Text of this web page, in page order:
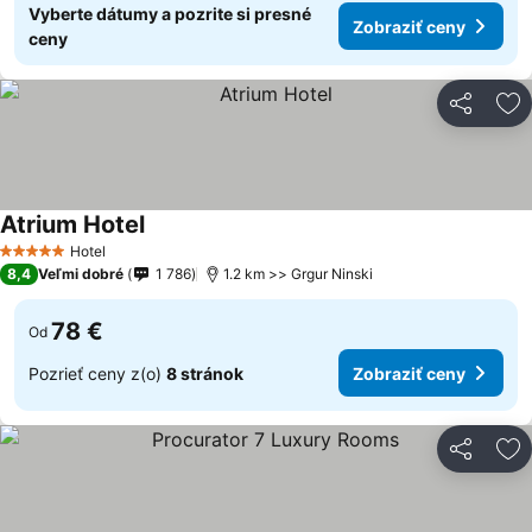
Vyberte dátumy a pozrite si presné
ceny
Zobraziť ceny
Zdieľať
5 Počet hviezdičiek
Hotel
Atrium HotelZobraziť ceny
8,4 Veľmi dobré 1 786 1.2 km >> Grgur Ninski
Od 78 €
Pozrieť ceny z(o) 8 stránok Zobraziť ceny
Zdieľať